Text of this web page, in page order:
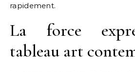
rapidement.
La force
tableau art